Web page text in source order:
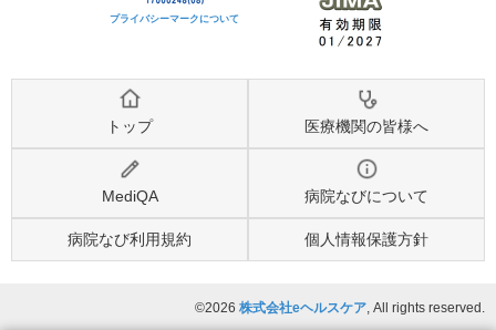
プライバシーマークについて
トップ 医療機関の皆様へ
MediQA 病院なびについて
病院なび利用規約 個人情報保護方針
©2026 株式会社eヘルスケア, All rights reserved.